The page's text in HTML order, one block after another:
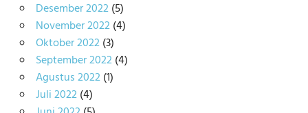
Desember 2022(5)
November 2022(4)
Oktober 2022(3)
September 2022(4)
Agustus 2022(1)
Juli 2022(4)